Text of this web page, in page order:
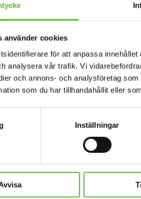
använder cookies
för att anpassa
analysera vår trafik. Vi
och annons- och analysföretag
som du har tillhandahållit eller
Inställningar
vattenavrinning.
efter din längd.
av återvunnet material från
gjord av 83 % återvunnen
av
med präglade tryckknappar.
och dragsko i midjan gör även